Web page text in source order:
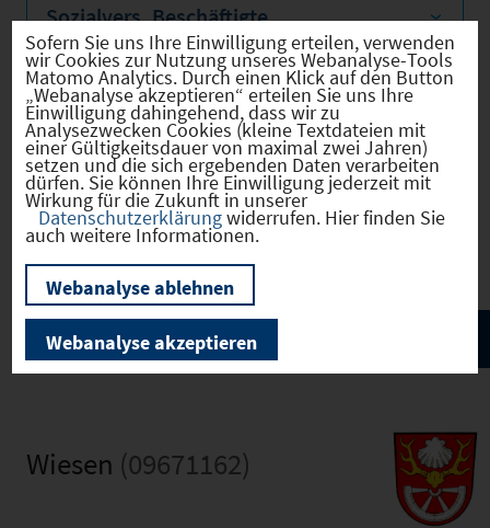
Sozialvers. Beschäftigte
Verkehrsinfrastruktur
Kommunale Infrastruktur
Wiesen (09671162)
Sofern Sie uns Ihre Einwilligung erteilen, verwenden
wir Cookies zur Nutzung unseres Webanalyse-Tools
Matomo Analytics. Durch einen Klick auf den Button
„Webanalyse akzeptieren“ erteilen Sie uns Ihre
Einwilligung dahingehend, dass wir zu
Analysezwecken Cookies (kleine Textdateien mit
einer Gültigkeitsdauer von maximal zwei Jahren)
setzen und die sich ergebenden Daten verarbeiten
dürfen. Sie können Ihre Einwilligung jederzeit mit
Wirkung für die Zukunft in unserer
Datenschutzerklärungwiderrufen. Hier finden Sie
auch weitere Informationen.
Webanalyse ablehnen
Webanalyse akzeptieren